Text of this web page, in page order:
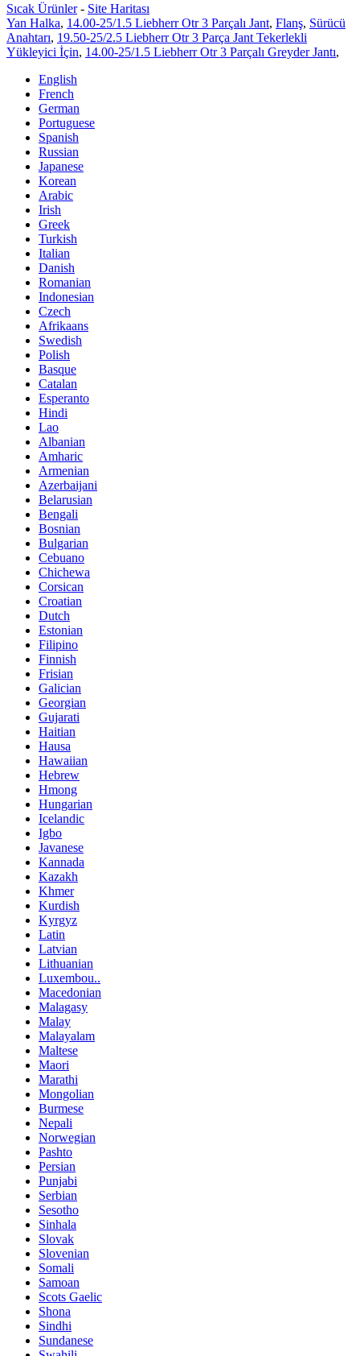
Sıcak Ürünler- Site Haritası
Yan Halka, 14.00-25/1.5 Liebherr Otr 3 Parçalı Jant, Flanş, Sürücü
Anahtarı, 19.50-25/2.5 Liebherr Otr 3 Parça Jant Tekerlekli
Yükleyici İçin, 14.00-25/1.5 Liebherr Otr 3 Parçalı Greyder Jantı,
English
French
German
Portuguese
Spanish
Russian
Japanese
Korean
Arabic
Irish
Greek
Turkish
Italian
Danish
Romanian
Indonesian
Czech
Afrikaans
Swedish
Polish
Basque
Catalan
Esperanto
Hindi
Lao
Albanian
Amharic
Armenian
Azerbaijani
Belarusian
Bengali
Bosnian
Bulgarian
Cebuano
Chichewa
Corsican
Croatian
Dutch
Estonian
Filipino
Finnish
Frisian
Galician
Georgian
Gujarati
Haitian
Hausa
Hawaiian
Hebrew
Hmong
Hungarian
Icelandic
Igbo
Javanese
Kannada
Kazakh
Khmer
Kurdish
Kyrgyz
Latin
Latvian
Lithuanian
Luxembou..
Macedonian
Malagasy
Malay
Malayalam
Maltese
Maori
Marathi
Mongolian
Burmese
Nepali
Norwegian
Pashto
Persian
Punjabi
Serbian
Sesotho
Sinhala
Slovak
Slovenian
Somali
Samoan
Scots Gaelic
Shona
Sindhi
Sundanese